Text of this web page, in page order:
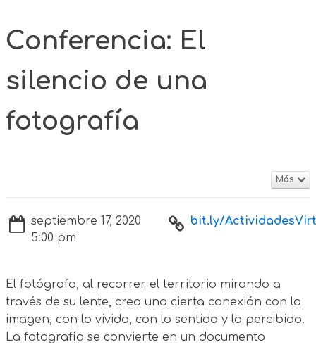
Conferencia: El
silencio de una
fotografía
Más
septiembre 17, 2020
5:00 pm
bit.ly/
El fotógrafo, al recorrer el territorio mirando a
través de su lente, crea una cierta conexión con la
imagen, con lo vivido, con lo sentido y lo percibido.
La fotografía se convierte en un documento